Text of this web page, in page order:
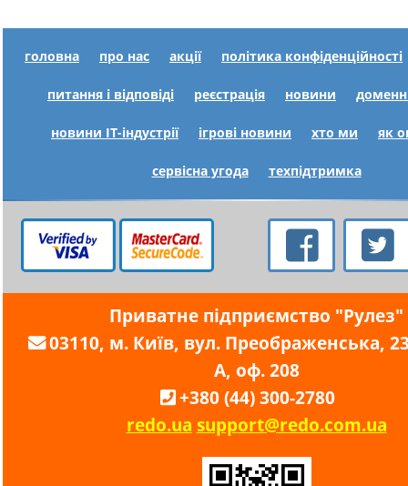
головна про нас акції політика конфіденційності
питання і відповіді реєстрація новини
новини IT-індустрії ігрові новини хто ми як
сервісна угода техпідтримка
Приватне підприємство "Рулез"
03110, м. Київ, вул. Преображенська,
А, оф. 208
+380 (44) 300-2780
redo.ua support@redo.com.ua